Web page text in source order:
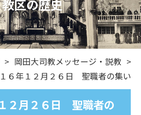
教区の歴史
> 岡田大司教メッセージ・説教 >
６年１２月２６日 聖職者の集い
２月２６日 聖職者の